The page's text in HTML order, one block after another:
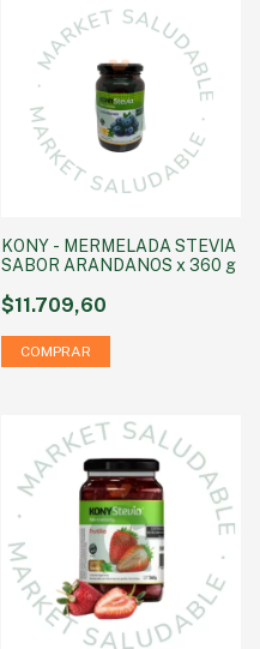
KONY - MERMELADA STEVIA
SABOR ARANDANOS x 360 g
$11.709,60